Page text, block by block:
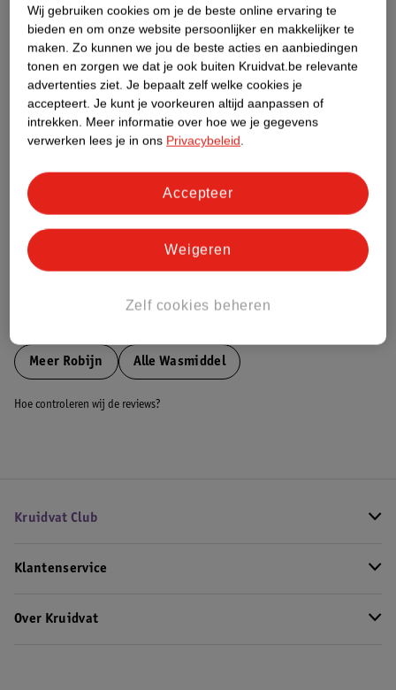
Productinformatie
Etiketinformatie
Nature Impact Score
Dit product heeft (nog) geen Nature
Meer informatie
Bestel & Bezorginformatie
Meer Robijn Alle Wasmiddel
Hoe controleren wij de reviews?
Kruidvat Club
Klantenservice
Over Kruidvat
Wij gebruiken cookies om je de beste online ervaring te
bieden en om onze website persoonlijker en makkelijker te
maken. Zo kunnen we jou de beste acties en aanbiedingen
tonen en zorgen we dat je ook buiten Kruidvat.be relevante
advertenties ziet. Je bepaalt zelf welke cookies je
accepteert. Je kunt je voorkeuren altijd aanpassen of
intrekken. Meer informatie over hoe we je gegevens
verwerken lees je in ons Privacybeleid.
Zelf cookies beheren
Weigeren
Accepteer